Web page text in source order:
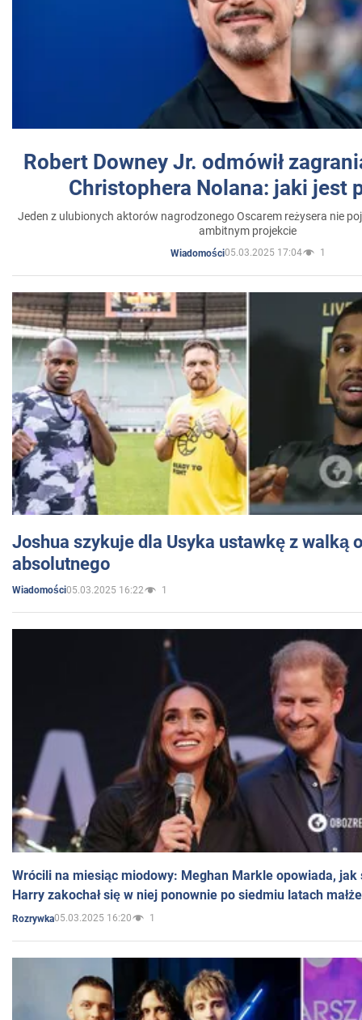
Robert Downey Jr. odmówił
Christophera Nolana: jaki jest
Jeden z ulubionych aktorów nagrodzonego Oscarem reżysera nie
ambitnym projekcie
Wiadomości05.03.2025 17:04 1
Joshua szykuje dla Usyka ustawkę z walką
absolutnego
Wiadomości05.03.2025 16:22 1
Wrócili na miesiąc miodowy: Meghan Markle opowiada, jak
Harry zakochał się w niej ponownie po siedmiu latach
Rozrywka05.03.2025 16:20 1